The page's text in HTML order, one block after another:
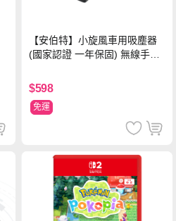
【安伯特】小旋風車用吸塵器
(國家認證 一年保固) 無線手持
黑色
$598
免運